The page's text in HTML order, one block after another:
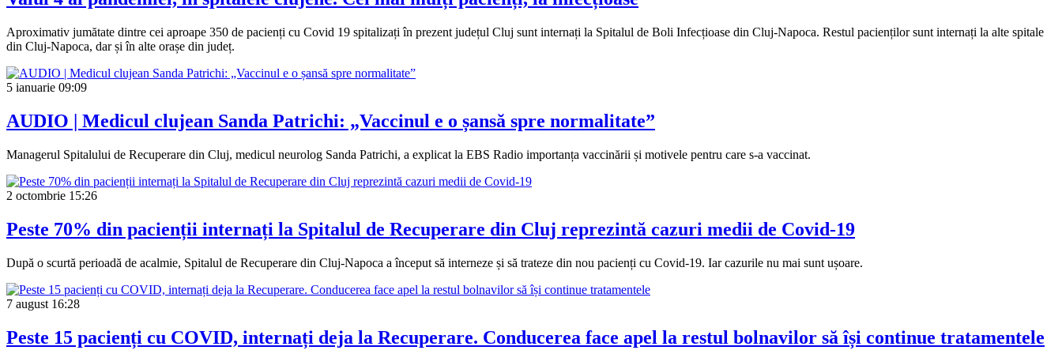
Aproximativ jumătate dintre cei aproape 350 de pacienți cu Covid 19 spitalizați în prezent județul Cluj sunt internați la Spitalul de Boli Infecțioase din Cluj-Napoca. Restul pacienților sunt internați la alte spitale
din Cluj-Napoca, dar și în alte orașe din județ.
5 ianuarie 09:09
AUDIO | Medicul clujean Sanda Patrichi: „Vaccinul e o șansă spre normalitate”
Managerul Spitalului de Recuperare din Cluj, medicul neurolog Sanda Patrichi, a explicat la EBS Radio importanța vaccinării și motivele pentru care s-a vaccinat.
2 octombrie 15:26
Peste 70% din pacienții internați la Spitalul de Recuperare din Cluj reprezintă cazuri medii de Covid-19
După o scurtă perioadă de acalmie, Spitalul de Recuperare din Cluj-Napoca a început să interneze și să trateze din nou pacienți cu Covid-19. Iar cazurile nu mai sunt ușoare.
7 august 16:28
Peste 15 pacienți cu COVID, internați deja la Recuperare. Conducerea face apel la restul bolnavilor să își continue tratamentele